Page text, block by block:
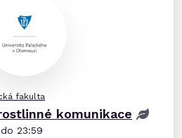
fakulta
komunikace
23:59